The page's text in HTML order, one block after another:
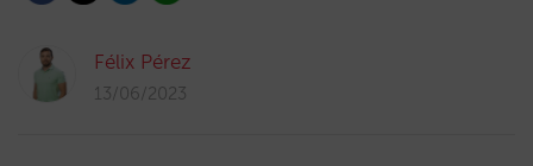
Félix Pérez
13/06/2023